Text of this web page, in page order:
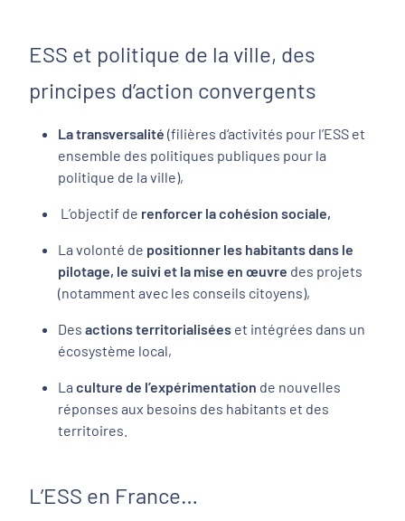
ESS et politique de la ville, des
principes d’action convergents
La transversalité (filières d‘activités pour l’ESS et
ensemble des politiques publiques pour la
politique de la ville),
L’objectif de renforcer la cohésion sociale,
La volonté de positionner les habitants dans le
pilotage, le suivi et la mise en œuvre des projets
(notamment avec les conseils citoyens),
Des actions territorialisées et intégrées dans un
écosystème local,
La culture de l’expérimentation de nouvelles
réponses aux besoins des habitants et des
territoires.
L’ESS en France…